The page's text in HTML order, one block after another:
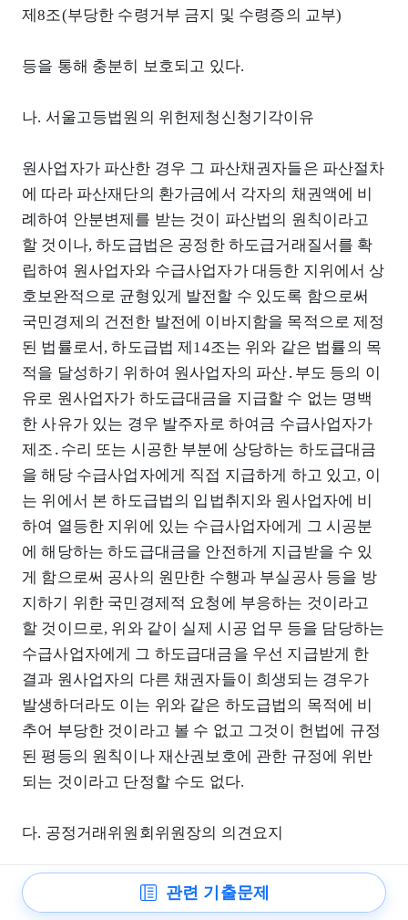
제8조(부당한 수령거부 금지 및 수령증의 교부)
등을 통해 충분히 보호되고 있다.
나. 서울고등법원의 위헌제청신청기각이유
원사업자가 파산한 경우 그 파산채권자들은 파산절차
에 따라 파산재단의 환가금에서 각자의 채권액에 비
례하여 안분변제를 받는 것이 파산법의 원칙이라고
할 것이나, 하도급법은 공정한 하도급거래질서를 확
립하여 원사업자와 수급사업자가 대등한 지위에서 상
호보완적으로 균형있게 발전할 수 있도록 함으로써
국민경제의 건전한 발전에 이바지함을 목적으로 제정
된 법률로서, 하도급법 제14조는 위와 같은 법률의 목
적을 달성하기 위하여 원사업자의 파산․부도 등의 이
유로 원사업자가 하도급대금을 지급할 수 없는 명백
한 사유가 있는 경우 발주자로 하여금 수급사업자가
제조․수리 또는 시공한 부분에 상당하는 하도급대금
을 해당 수급사업자에게 직접 지급하게 하고 있고, 이
는 위에서 본 하도급법의 입법취지와 원사업자에 비
하여 열등한 지위에 있는 수급사업자에게 그 시공분
에 해당하는 하도급대금을 안전하게 지급받을 수 있
게 함으로써 공사의 원만한 수행과 부실공사 등을 방
지하기 위한 국민경제적 요청에 부응하는 것이라고
할 것이므로, 위와 같이 실제 시공 업무 등을 담당하는
수급사업자에게 그 하도급대금을 우선 지급받게 한
결과 원사업자의 다른 채권자들이 희생되는 경우가
발생하더라도 이는 위와 같은 하도급법의 목적에 비
추어 부당한 것이라고 볼 수 없고 그것이 헌법에 규정
된 평등의 원칙이나 재산권보호에 관한 규정에 위반
되는 것이라고 단정할 수도 없다.
다. 공정거래위원회위원장의 의견요지
(1) 헌법재판소법 제68조 제2항에 의한 위헌소원을
제기할 수 있는 자는 당해 소송을 처분․변경할 수 있
관련 기출문제